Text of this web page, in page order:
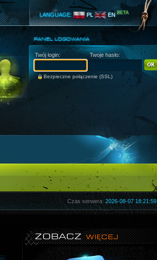
LANGUAGE: PL EN BETA
PANEL LOGOWANIA
Twój login: Twoje hasło:
Bezpieczne połączenie (SSL)
Czas serwera: 2026-08-07 18:21:59
ZOBACZWIĘCEJ